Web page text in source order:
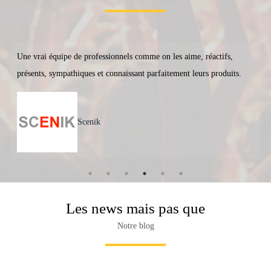
Scenik
Une vrai équipe de professionnels comme on les aime, réactifs,
présents, sympathiques et connaissant parfaitement leurs produits.
Les news mais pas que
Notre blog